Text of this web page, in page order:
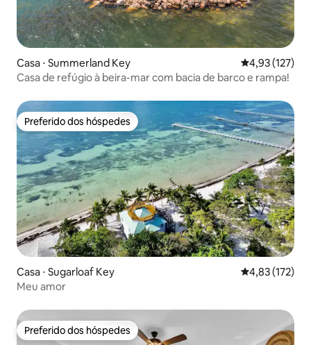
Casa ⋅ Summerland Key 4,93 de uma
4,93 (127)
Casa de refúgio à beira-mar com bacia de barco e rampa!
Preferido dos hóspedes
Preferido dos hóspedes
Casa ⋅ Sugarloaf Key 4,83 de uma
4,83 (172)
Meu amor
Preferido dos hóspedes
Preferido dos hóspedes